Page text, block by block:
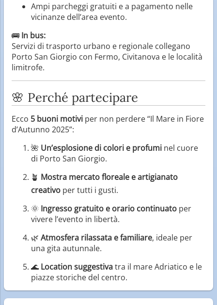
Ampi parcheggi gratuiti e a pagamento nelle
vicinanze dell’area evento.
🚌 In bus:
Servizi di trasporto urbano e regionale collegano
Porto San Giorgio con Fermo, Civitanova e le località
limitrofe.
🌸 Perché partecipare
Ecco 5 buoni motivi per non perdere “Il Mare in Fiore
d’Autunno 2025”:
🌺 Un’esplosione di colori e profumi nel cuore
di Porto San Giorgio.
🪴 Mostra mercato floreale e artigianato
creativo per tutti i gusti.
🌞 Ingresso gratuito e orario continuato per
vivere l’evento in libertà.
🌿 Atmosfera rilassata e familiare, ideale per
una gita autunnale.
🌊 Location suggestivatra il mare Adriatico e le
piazze storiche del centro.